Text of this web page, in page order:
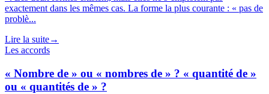
exactement dans les mêmes cas. La forme la plus courante : « pas de
problè...
Lire la suite→
Les accords
« Nombre de » ou « nombres de » ? « quantité de »
ou « quantités de » ?